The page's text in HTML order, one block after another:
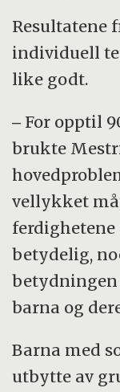
Resultatene
individuell
like godt.
‒ For opptil
brukte
vellykket
ferdighetene
betydelig,
betydningen
barna og
Barna med
utbytte av